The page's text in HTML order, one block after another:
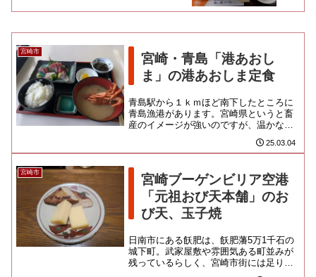
宮崎市
宮崎・青島「港あおし
ま」の港あおしま定食
青島駅から１ｋｍほど南下したところに
青島漁港があります。宮崎県というと畜
産のイメージが強いのですが、温かな黒
潮の海に面しておりますので、漁業も盛
ん。沿岸で一本釣りされるカツ... 25.03.04
宮崎市
宮崎ブーゲンビリア空港
「元祖おび天本舗」のお
び天、玉子焼
日南市にある飫肥は、飫肥藩5万1千石の
城下町。武家屋敷や雰囲気ある町並みが
残っているらしく、宮崎市街には足りな